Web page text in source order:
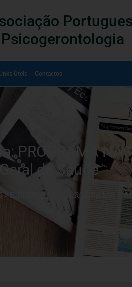
Úteis Contactos
PROGRAMA
da Saúde
» BIBLIOGRAFIA: PROGRAMA